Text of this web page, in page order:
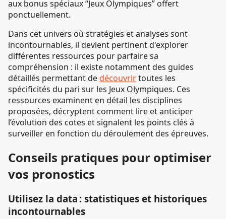
aux bonus spéciaux “Jeux Olympiques” offert
ponctuellement.
Dans cet univers où stratégies et analyses sont
incontournables, il devient pertinent d'explorer
différentes ressources pour parfaire sa
compréhension : il existe notamment des guides
détaillés permettant dedécouvrirtoutes les
spécificités du pari sur les Jeux Olympiques. Ces
ressources examinent en détail les disciplines
proposées, décryptent comment lire et anticiper
l’évolution des cotes et signalent les points clés à
surveiller en fonction du déroulement des épreuves.
Conseils pratiques pour optimiser
vos pronostics
Utilisez la data : statistiques et historiques
incontournables